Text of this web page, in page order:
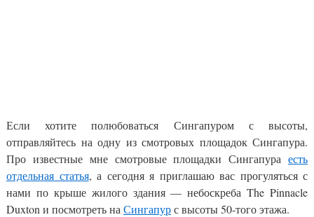
Если хотите полюбоваться Сингапуром с высоты,
отправляйтесь на одну из смотровых площадок Сингапура.
Про известные мне смотровые площадки Сингапура есть
отдельная статья, а сегодня я приглашаю вас прогуляться с
нами по крыше жилого здания — небоскреба The Pinnacle
Duxton и посмотреть на Сингапурс высоты 50-того этажа.